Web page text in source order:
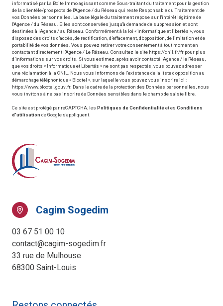
informatisé par La Boite Immo agissant comme Sous-traitant du traitement pour la gestion
de la clientèle/prospects de l'Agence / du Réseau qui reste Responsable du Traitement de
vos Données personnelles. La base légale du traitement repose sur l'intérêt légitime de
l'Agence / du Réseau. Elles sont conservées jusqu'à demande de suppression et sont
destinées à l'Agence / au Réseau. Conformément à la loi « informatique et libertés », vous
disposez des droits d’accès, de rectification, d’effacement, d’opposition, de limitation et de
portabilité de vos données. Vous pouvez retirer votre consentement à tout moment en
contactant directement l’Agence / Le Réseau. Consultez le site https://cnil.fr/fr pour plus
d’informations sur vos droits. Si vous estimez, après avoir contacté l'Agence / le Réseau,
que vos droits « Informatique et Libertés » ne sont pas respectés, vous pouvez adresser
une réclamation à la CNIL. Nous vous informons de l’existence de la liste d'opposition au
démarchage téléphonique « Bloctel », sur laquelle vous pouvez vous inscrire ici :
https://www.bloctel.gouv.fr. Dans le cadre de la protection des Données personnelles, nous
vous invitons à ne pas inscrire de Données sensibles dans le champ de saisie libre.
Ce site est protégé par reCAPTCHA, les Politiques de Confidentialitéet es Conditions
d'utilisation de Google s'appliquent.
Cagim Sogedim
03 67 51 00 10
contact@cagim-sogedim.fr
33 rue de Mulhouse
68300 Saint-Louis